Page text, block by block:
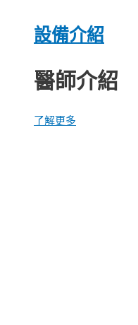
設備介紹
醫師介紹
了解更多